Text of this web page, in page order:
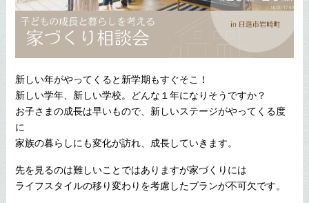
新しい年がやってくると新学期もすぐそこ！
新しい学年、新しい学校。どんな１年になりそうですか？
お子さまの成長は早いもので、新しいステージがやってくる度
に
家族の暮らしにも変化が訪れ、成長していきます。
先を見るのは難しいことではありますが家づくりには
ライフスタイルの移り変わりを考慮したプランが不可欠です。